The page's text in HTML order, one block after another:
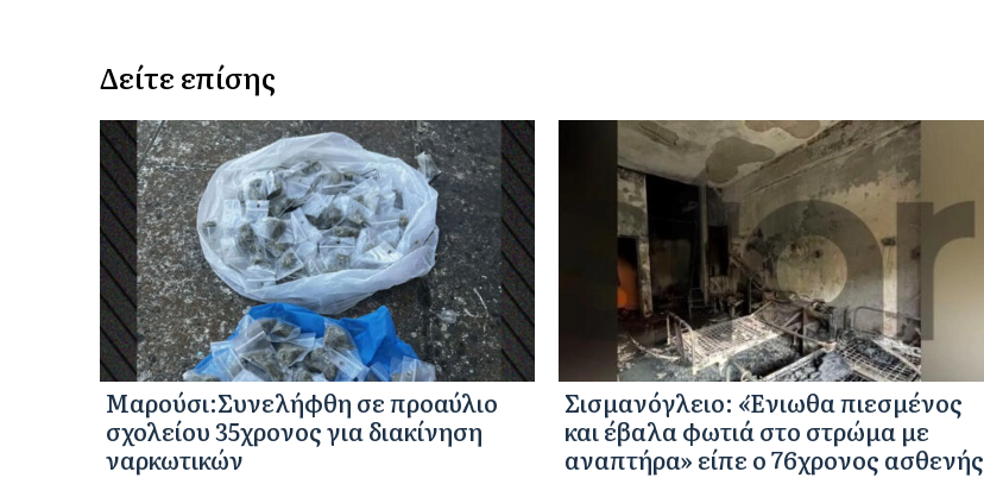
Δείτε επίσης
Μαρούσι:Συνελήφθη σε προαύλιο
σχολείου 35χρονος για διακίνηση
ναρκωτικών
Σισμανόγλειο: «Ένιωθα πιεσμένος
και έβαλα φωτιά στο στρώμα με
αναπτήρα» είπε ο 76χρονος ασθενής